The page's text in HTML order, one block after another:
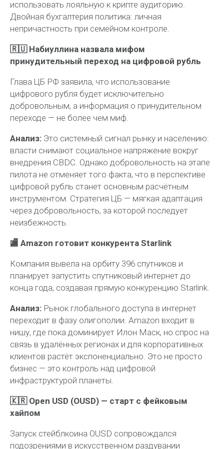
использовать лояльную к крипте аудиторию.
Двойная бухгалтерия политика: личная
непричастность при семейном контроле.
🇷🇺 Набиуллина назвала мифом
принудительный переход на цифровой рубль
Глава ЦБ РФ заявила, что использование
цифрового рубля будет исключительно
добровольным, а информация о принудительном
переходе — не более чем миф.
Анализ: Это системный сигнал рынку и населению:
власти снимают социальное напряжение вокруг
внедрения CBDC. Однако добровольность на этапе
пилота не отменяет того факта, что в перспективе
цифровой рубль станет основным расчётным
инструментом. Стратегия ЦБ — мягкая адаптация
через добровольность, за которой последует
неизбежность.
🏬 Amazon готовит конкурента Starlink
Компания вывела на орбиту 396 спутников и
планирует запустить спутниковый интернет до
конца года, создавая прямую конкуренцию Starlink.
Анализ: Рынок глобального доступа в интернет
переходит в фазу олигополии. Amazon входит в
нишу, где пока доминирует Илон Маск, но спрос на
связь в удалённых регионах и для корпоративных
клиентов растёт экспоненциально. Это не просто
бизнес — это контроль над цифровой
инфраструктурой планеты.
🇰🇷 Open USD (OUSD) — старт с фейковым
хайпом
Запуск стейблкоина OUSD сопровождался
подозрениями в искусственном раздувании